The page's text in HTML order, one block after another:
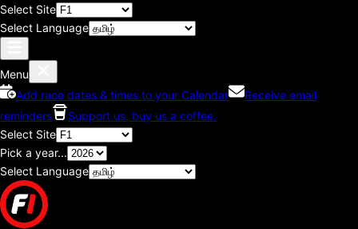
Select Site
Select Language
Menu
Add race dates & times to your Calendar
Receive email
reminders
Support us, buy us a coffee.
Select Site
Pick a year...
Select Language